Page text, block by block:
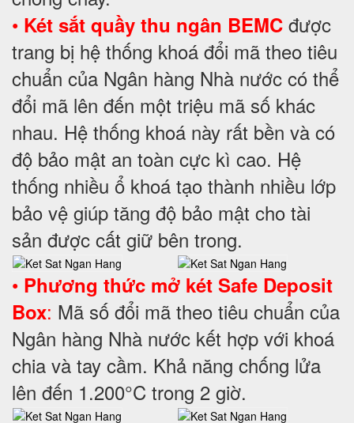
• Két sắt quầy thu ngân BEMC được
trang bị hệ thống khoá đổi mã theo tiêu
chuẩn của Ngân hàng Nhà nước có thể
đổi mã lên đến một triệu mã số khác
nhau. Hệ thống khoá này rất bền và có
độ bảo mật an toàn cực kì cao. Hệ
thống nhiều ổ khoá tạo thành nhiều lớp
bảo vệ giúp tăng độ bảo mật cho tài
sản được cất giữ bên trong.
• Phương thức mở két Safe Deposit
Box: Mã số đổi mã theo tiêu chuẩn của
Ngân hàng Nhà nước kết hợp với khoá
chia và tay cầm. Khả năng chống lửa
lên đến 1.200°C trong 2 giờ.